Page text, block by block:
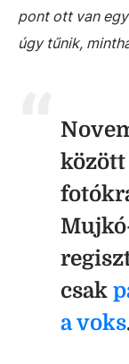
pont ott van
úgy tűnik,
között
csak
a voks